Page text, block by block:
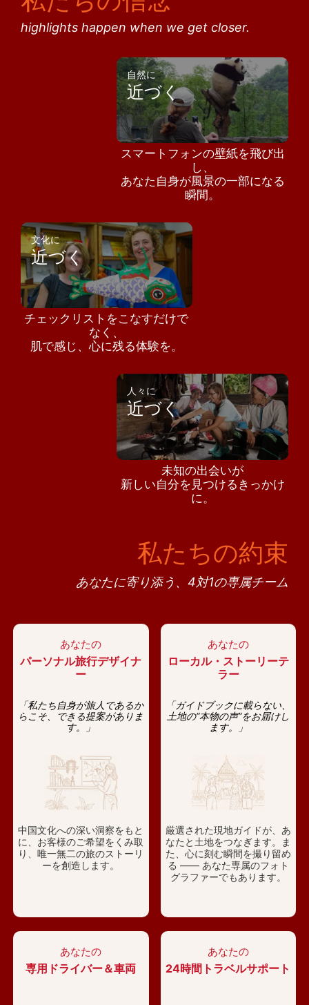
highlights happen when we get closer.
自然に
近づく
スマートフォンの壁紙を飛び出
し、
あなた自身が風景の一部になる
瞬間。
文化に
近づく
チェックリストをこなすだけで
なく、
肌で感じ、心に残る体験を。
人々に
近づく
未知の出会いが
新しい自分を見つけるきっかけ
に。
私たちの約束
あなたに寄り添う、4対1の専属チーム
あなたの
パーソナル旅行デザイナ
ー
「私たち自身が旅人であるか
らこそ、できる提案がありま
す。」
中国文化への深い洞察をもと
に、お客様のご希望をくみ取
り、唯一無二の旅のストーリ
ーを創造します。
あなたの
ローカル・ストーリーテ
ラー
「ガイドブックに載らない、
土地の“本物の声”をお届けし
ます。」
厳選された現地ガイドが、あ
なたと土地をつなぎます。ま
た、心に刻む瞬間を撮り留め
る —— あなた専属のフォト
グラファーでもあります。
あなたの
専用ドライバー＆車両
あなたの
24時間トラベルサポート